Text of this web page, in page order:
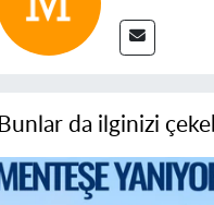
Bunlar da ilginizi